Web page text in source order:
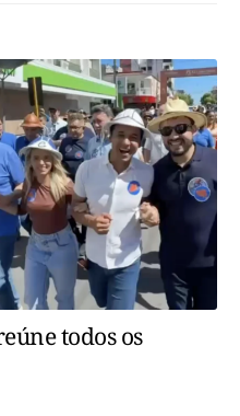
todos os